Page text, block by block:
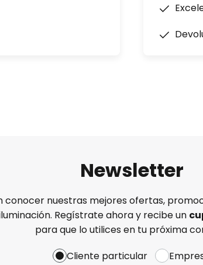
Newsletter
conocer nuestras mejores ofertas,
Regístrate ahora y recibe un
para que lo utilices en tu próxima
Cliente particular